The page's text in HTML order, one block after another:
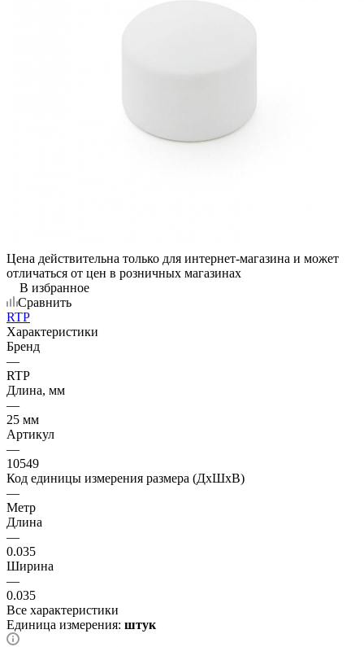
Цена действительна только для интернет-магазина и может
отличаться от цен в розничных магазинах
В избранное
Сравнить
RTP
Характеристики
Бренд
—
RTP
Длина, мм
—
25 мм
Артикул
—
10549
Код единицы измерения размера (ДхШхВ)
—
Метр
Длина
—
0.035
Ширина
—
0.035
Все характеристики
Единица измерения: штук